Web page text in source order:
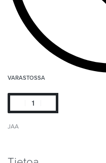
VARASTOSSA
JAA